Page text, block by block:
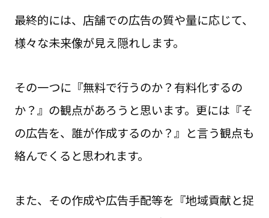
最終的には、店舗での広告の質や量に応じて、
様々な未来像が見え隠れします。
その一つに『無料で行うのか？有料化するの
か？』の観点があろうと思います。更には『そ
の広告を、誰が作成するのか？』と言う観点も
絡んでくると思われます。
また、その作成や広告手配等を『地域貢献と捉